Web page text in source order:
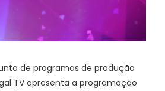
de programas de produção
TV apresenta a programação